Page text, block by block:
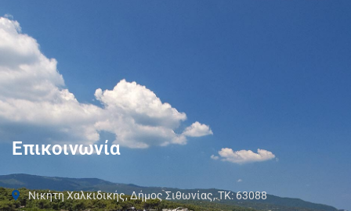
Επικοινωνία
Νικήτη Χαλκιδικής, Δήμος Σιθωνίας, ΤΚ: 63088